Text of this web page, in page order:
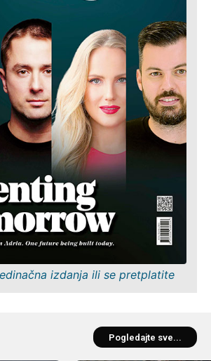
izdanja ili se pretplatite
Pogledajte sve...